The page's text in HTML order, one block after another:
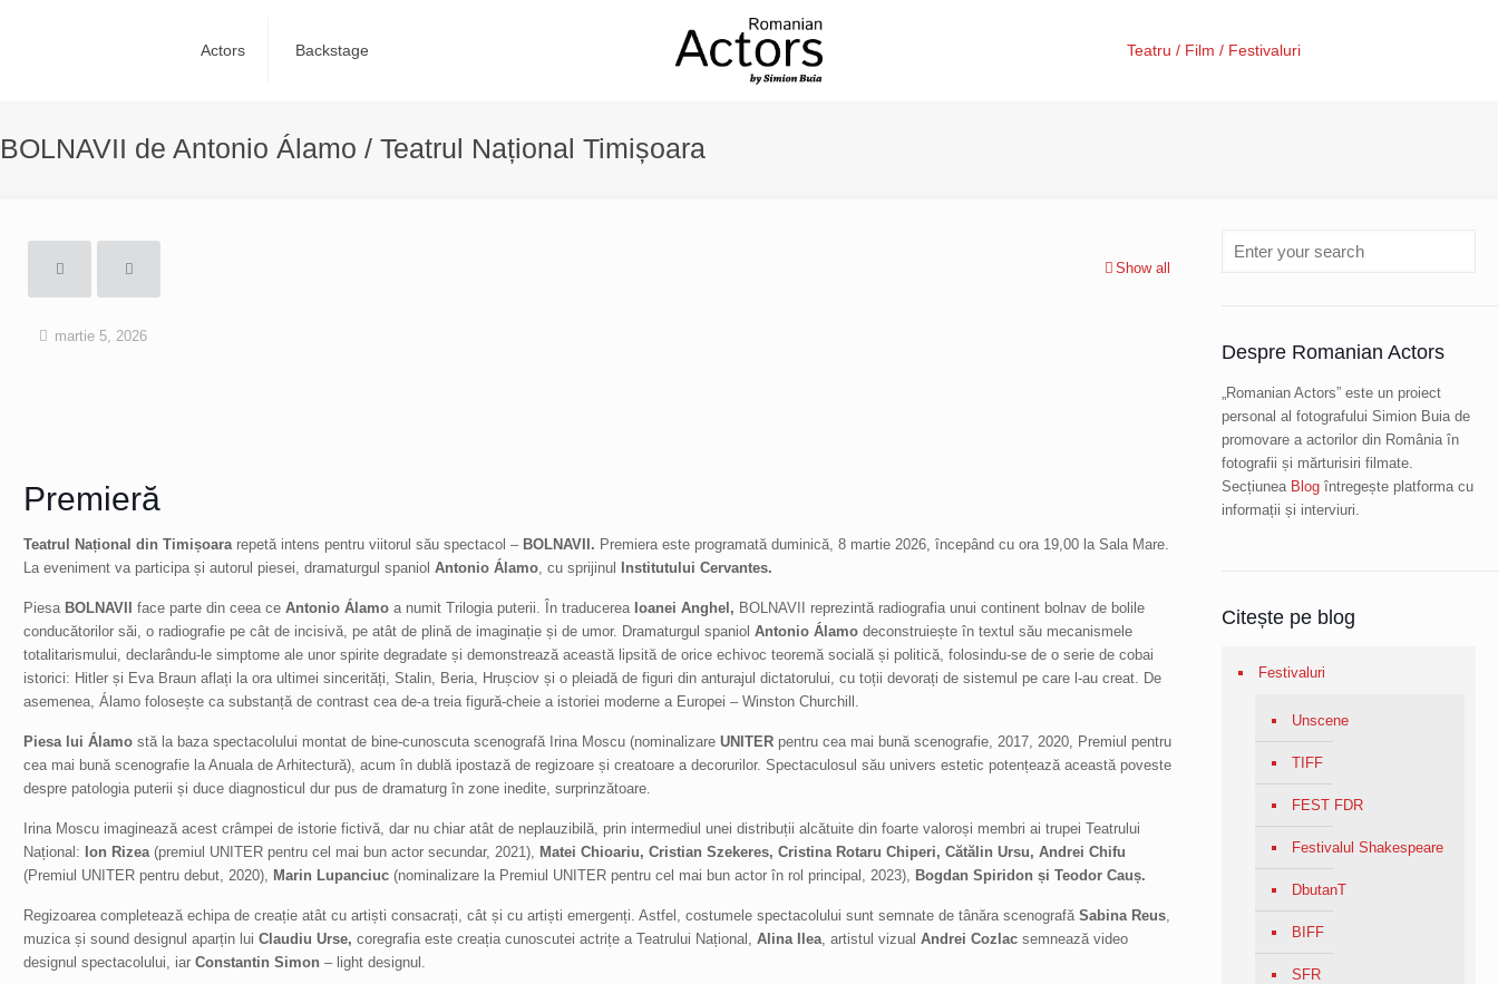
Actors Backstage Teatru / Film / Festivaluri
BOLNAVII de Antonio Álamo / Teatrul Național Timișoara
Show all
martie 5, 2026
Premieră
Teatrul Național din Timișoararepetă intens pentru viitorul său spectacol –BOLNAVII. Premiera este programată duminică, 8 martie 2026, începând cu ora 19,00 la Sala Mare.
La eveniment va participa și autorul piesei, dramaturgul spaniol Antonio Álamo, cu sprijinul Institutului Cervantes.
Piesa BOLNAVII face parte din ceea ce Antonio Álamoa numit Trilogia puterii. În traducerea Ioanei Anghel, BOLNAVII reprezintă radiografia unui continent bolnav de bolile
conducătorilor săi, o radiografie pe cât de incisivă, pe atât de plină de imaginație și de umor. Dramaturgul spaniol Antonio Álamodeconstruiește în textul său mecanismele
totalitarismului, declarându-le simptome ale unor spirite degradate și demonstrează această lipsită de orice echivoc teoremă socială și politică, folosindu-se de o serie de cobai
istorici: Hitler și Eva Braun aflați la ora ultimei sincerități, Stalin, Beria, Hrușciov și o pleiadă de figuri din anturajul dictatorului, cu toții devorați de sistemul pe care l-au creat. De
asemenea, Álamo folosește ca substanță de contrast cea de-a treia figură-cheie a istoriei moderne a Europei – Winston Churchill.
Piesa lui Álamo stă la baza spectacolului montat de bine-cunoscuta scenografă Irina Moscu (nominalizare UNITER pentru cea mai bună scenografie, 2017, 2020, Premiul pentru
cea mai bună scenografie la Anuala de Arhitectură), acum în dublă ipostază de regizoare și creatoare a decorurilor. Spectaculosul său univers estetic potențează această poveste
despre patologia puterii și duce diagnosticul dur pus de dramaturg în zone inedite, surprinzătoare.
Irina Moscu imaginează acest crâmpei de istorie fictivă, dar nu chiar atât de neplauzibilă, prin intermediul unei distribuții alcătuite din foarte valoroși membri ai trupei Teatrului
Național: Ion Rizea(premiul UNITER pentru cel mai bun actor secundar, 2021), Matei Chioariu, Cristian Szekeres, Cristina Rotaru Chiperi, Cătălin Ursu, Andrei Chifu
(Premiul UNITER pentru debut, 2020), Marin Lupanciuc (nominalizare la Premiul UNITER pentru cel mai bun actor în rol principal, 2023), Bogdan Spiridon și Teodor Cauș.
Regizoarea completează echipa de creație atât cu artiști consacrați, cât și cu artiști emergenți. Astfel, costumele spectacolului sunt semnate de tânăra scenografă Sabina Reus,
muzica și sound designul aparțin lui Claudiu Urse, coregrafia este creația cunoscutei actrițe a Teatrului Național, Alina Ilea, artistul vizual Andrei Cozlac semnează video
designul spectacolului, iar Constantin Simon – light designul.
Despre Romanian Actors
„Romanian Actors” este un proiect
personal al fotografului Simion Buia de
promovare a actorilor din România în
fotografii și mărturisiri filmate.
Secțiunea Blog întregește platforma cu
informații și interviuri.
Citește pe blog
Festivaluri
Unscene
TIFF
FEST FDR
Festivalul Shakespeare
DbutanT
BIFF
SFR